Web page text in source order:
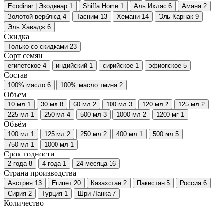
Ecodinar | Экодинар 1 Shiffa Home 1 Аль Ихляс 6 Амана 2
Золотой верблюд 4 Тасним 13 Хемани 14 Эль Карнак 9
Эль Хавадж 6
Скидка
Только со cкидками 23
Сорт семян
египетское 4 индийский 1 сирийское 1 эфиопское 5
Состав
100% масло 6 100% масло тмина 2
Объем
10 мл 1 30 мл 8 60 мл 2 100 мл 3 120 мл 2 125 мл 2
225 мл 1 250 мл 4 500 мл 3 1000 мл 2 1200 мг 1
Объём
100 мл 1 125 мл 2 250 мл 2 400 мл 1 500 мл 5
750 мл 1 1000 мл 1
Срок годности
2 года 8 4 года 1 24 месяца 16
Страна производства
Австрия 13 Египет 20 Казахстан 2 Пакистан 5 Россия 6
Сирия 2 Турция 1 Шри-Ланка 7
Количество